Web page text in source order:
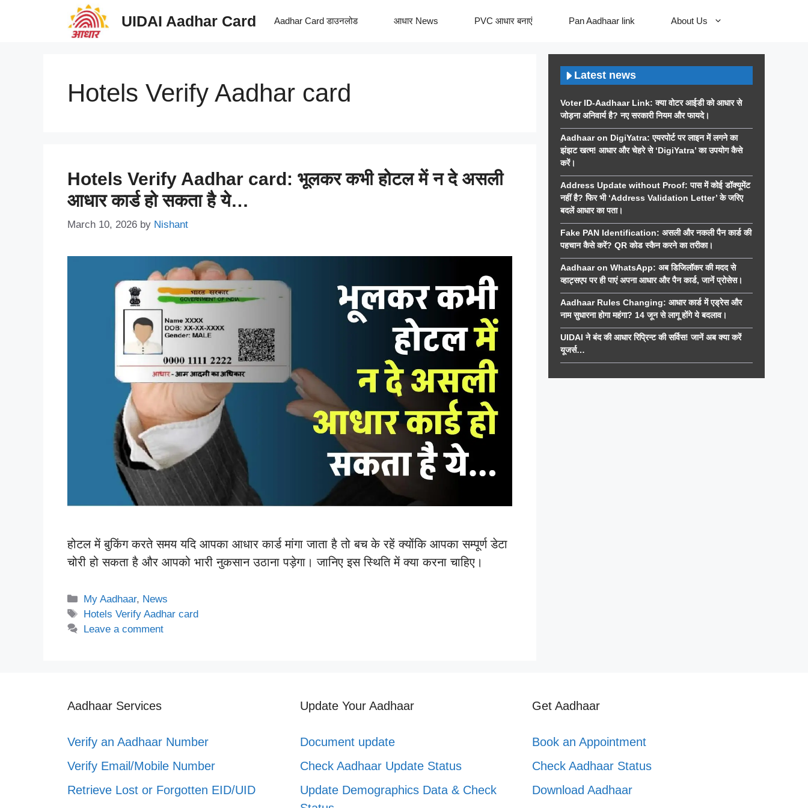
UIDAI Aadhar Card Aadhar Card डाउनलोड आधार News PVC आधार बनाएं Pan Aadhaar link About Us
Hotels Verify Aadhar card
Hotels Verify Aadhar card: भूलकर कभी होटल में न दे असली
आधार कार्ड हो सकता है ये…
March 10, 2026 by Nishant
होटल में बुकिंग करते समय यदि आपका आधार कार्ड मांगा जाता है तो बच के रहें क्योंकि आपका सम्पूर्ण डेटा
चोरी हो सकता है और आपको भारी नुकसान उठाना पड़ेगा। जानिए इस स्थिति में क्या करना चाहिए।
Categories
My Aadhaar, News
Tags
Hotels Verify Aadhar card
Leave a comment
Latest news
Voter ID-Aadhaar Link: क्या वोटर आईडी को आधार से
जोड़ना अनिवार्य है? नए सरकारी नियम और फायदे।
Aadhaar on DigiYatra: एयरपोर्ट पर लाइन में लगने का
झंझट खत्म! आधार और चेहरे से ‘DigiYatra’ का उपयोग कैसे
करें।
Address Update without Proof: पास में कोई डॉक्यूमेंट
नहीं है? फिर भी ‘Address Validation Letter’ के जरिए
बदलें आधार का पता।
Fake PAN Identification: असली और नकली पैन कार्ड की
पहचान कैसे करें? QR कोड स्कैन करने का तरीका।
Aadhaar on WhatsApp: अब डिजिलॉकर की मदद से
व्हाट्सएप पर ही पाएं अपना आधार और पैन कार्ड, जानें प्रोसेस।
Aadhaar Rules Changing: आधार कार्ड में एड्रेस और
नाम सुधारना होगा महंगा? 14 जून से लागू होंगे ये बदलाव।
UIDAI ने बंद की आधार रिप्रिन्ट की सर्विस! जानें अब क्या करें
यूजर्स…
Aadhaar Services
Verify an Aadhaar Number
Verify Email/Mobile Number
Retrieve Lost or Forgotten EID/UID
Update Your Aadhaar
Document update
Check Aadhaar Update Status
Update Demographics Data & Check
Get Aadhaar
Book an Appointment
Check Aadhaar Status
Download Aadhaar